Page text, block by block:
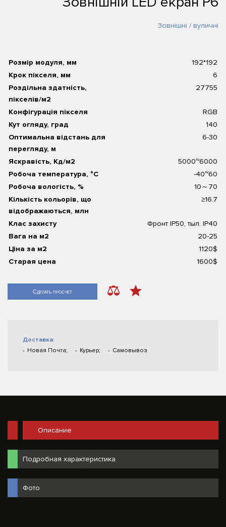
Зовнішні / вуличні
Розмір модуля, мм
192*192
Крок пікселя, мм
6
Роздільна здатність,
пікселів/м2
27755
Конфігурація пікселя
RGB
Кут огляду, град
140
Оптимальна відстань для
перегляду, м
6-30
Яскравість, Кд/м2
5000~6000
Робоча температура, °С
-40~60
Робоча вологість, %
10～70
Кількість кольорів, що
відображаються, млн
≥16.7
Клас захисту
Фронт IP50, тыл. IP40
Вага на м2
20-25
Ціна за м2
1120$
Старая цена
1600$
Сделать просчет
Доставка:
Новая Почта
Курьер Самовывоз
Описание
Подробная характеристика
Фото